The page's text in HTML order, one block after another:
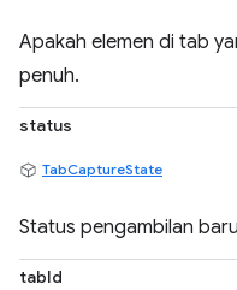
Apakah elemen di tab
penuh.
status
TabCaptureState
Status pengambilan
tabId